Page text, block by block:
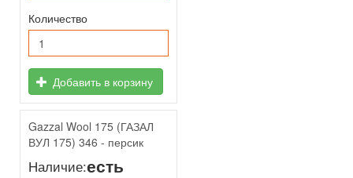
Количество
Добавить в корзину
Gazzal Wool 175 (ГАЗАЛ
ВУЛ 175) 346 - персик
Наличие:есть